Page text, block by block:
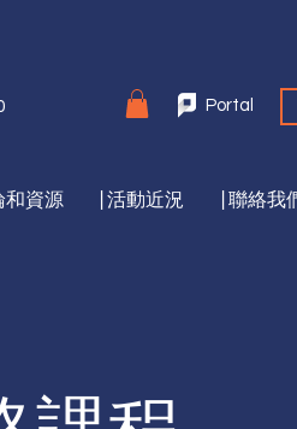
和資源 |活動近況 |聯絡我
Portal